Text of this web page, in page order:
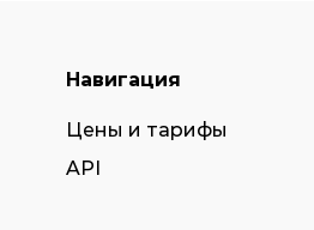
Навигация
Цены и тарифы
API